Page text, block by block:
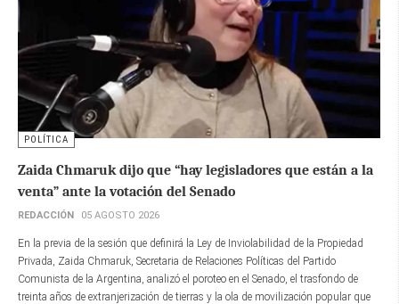
POLÍTICA
Zaida Chmaruk dijo que “hay legisladores que están a la
venta” ante la votación del Senado
REDACCIÓN 05 AGOSTO 2026
En la previa de la sesión que definirá la Ley de Inviolabilidad de la Propiedad
Privada, Zaida Chmaruk, Secretaria de Relaciones Políticas del Partido
Comunista de la Argentina, analizó el poroteo en el Senado, el trasfondo de
treinta años de extranjerización de tierras y la ola de movilización popular que